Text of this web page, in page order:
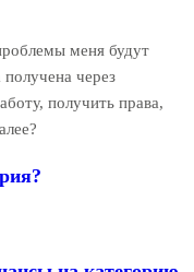
меня будут
через
получить права,